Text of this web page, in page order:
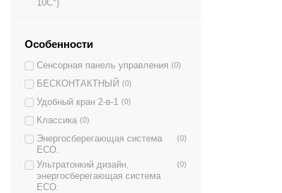
10C°)
Особенности
Сенсорная панель управления (0)
БЕСКОНТАКТНЫЙ (0)
Удобный кран 2-в-1 (0)
Классика (0)
Энергосберегающая система
ECO.
(0)
Ультратонкий дизайн,
энергосберегающая система
ECO.
(0)